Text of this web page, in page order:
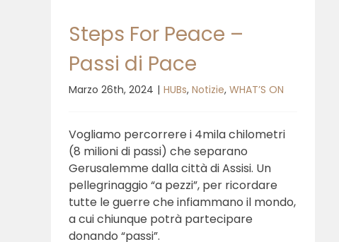
Steps For Peace –
Passi di Pace
Marzo 26th, 2024 | HUBs, Notizie, WHAT’S ON
Vogliamo percorrere i 4mila chilometri
(8 milioni di passi) che separano
Gerusalemme dalla città di Assisi. Un
pellegrinaggio “a pezzi”, per ricordare
tutte le guerre che infiammano il mondo,
a cui chiunque potrà partecipare
donando “passi”.